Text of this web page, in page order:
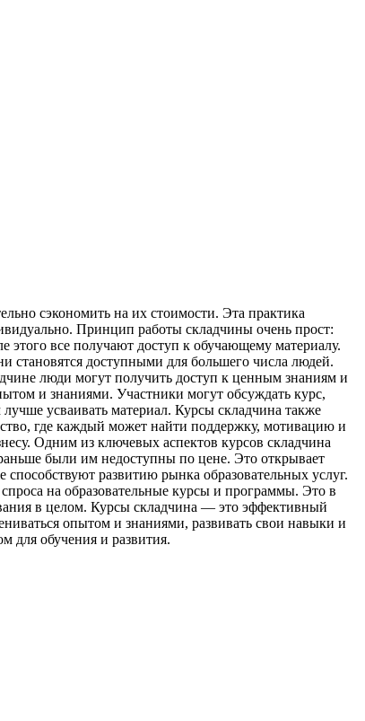
сэкономить на их стоимости. Эта практика
Принцип работы складчины очень прост:
все получают доступ к обучающему материалу.
становятся доступными для большего числа людей.
люди могут получить доступ к ценным знаниям и
и знаниями. Участники могут обсуждать курс,
усваивать материал. Курсы складчина также
где каждый может найти поддержку, мотивацию и
Одним из ключевых аспектов курсов складчина
были им недоступны по цене. Это открывает
развитию рынка образовательных услуг.
на образовательные курсы и программы. Это в
в целом. Курсы складчина — это эффективный
опытом и знаниями, развивать свои навыки и
для обучения и развития.